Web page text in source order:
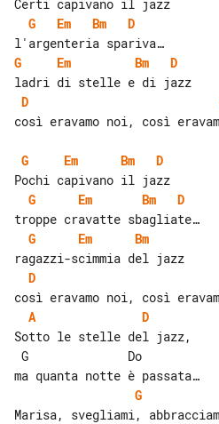
G
Em Bm
D
G
Em Bm
D
D
così eravamo noi, così
G Em Bm
D
G
Em Bm
D
G
Em
Bm
D
A
D
G